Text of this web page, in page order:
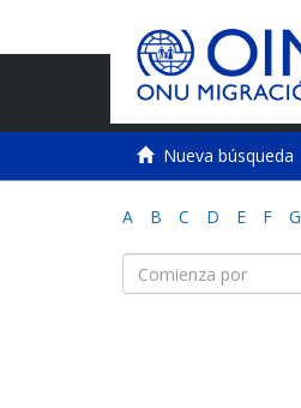
Nueva búsqueda
A B C D E F G